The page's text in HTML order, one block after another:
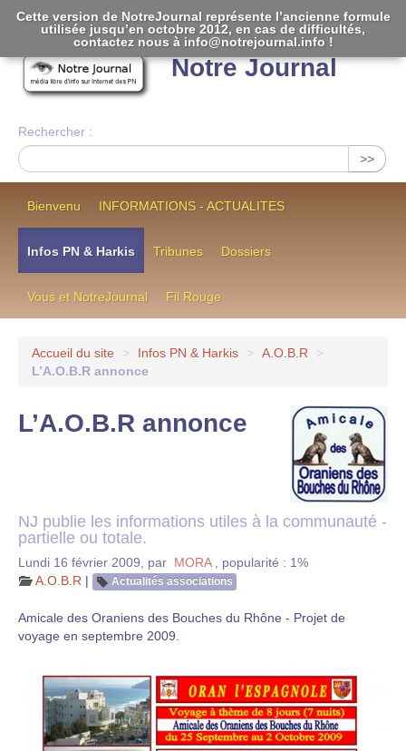
Notre Journal
Rechercher :
>>
Bienvenu INFORMATIONS - ACTUALITES
Infos PN & Harkis Tribunes Dossiers
Vous et NotreJournal Fil Rouge
Accueil du site > Infos PN & Harkis > A.O.B.R
>
L’A.O.B.R annonce
L’A.O.B.R annonce
NJ publie les informations utiles à la communauté -
partielle ou totale.
Lundi 16 février 2009 par MORA
popularité : 1%
A.O.B.R | Actualités associations
Amicale des Oraniens des Bouches du Rhône - Projet de
voyage en septembre 2009.
Cette version de NotreJournal représente l’ancienne formule
utilisée jusqu’en octobre 2012, en cas de difficultés,
contactez nous à info@notrejournal.info !